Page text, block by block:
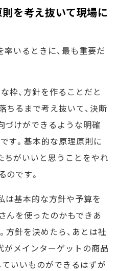
を考え抜いて現場に
いるときに、最も重要だ
枠、方針を作ることだと
ちるまで考え抜いて、決断
づけができるような明確
す。基本的な原理原則に
ちがいいと思うことをやれ
のです。
は基本的な方針や予算を
んを使ったのかもできあ
方針を決めたら、あとは社
がメインターゲットの商品
いいものができるはずが